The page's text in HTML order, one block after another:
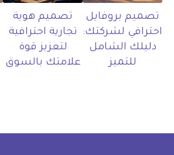
تصميم بروفايل
احترافي لشركتك:
دليلك الشامل
للتميز
تصميم هوية
تجارية احترافية
لتعزيز قوة
علامتك بالسوق